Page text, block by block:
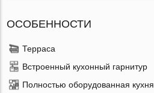
ОСОБЕННОСТИ
Терраса
Встроенный кухонный гарнитур
Полностью оборудованная кухня